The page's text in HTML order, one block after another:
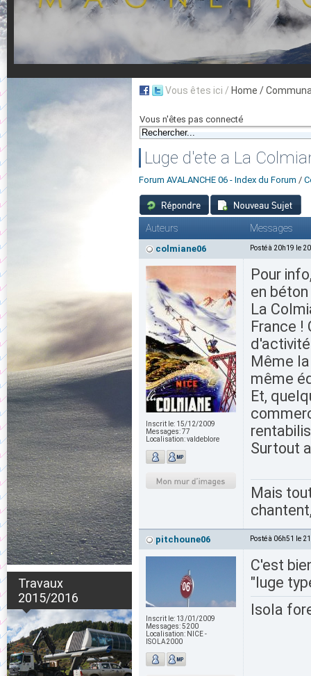
Travaux
2015/2016
Vous êtes ici / Home /
Vous n'êtes pas connecté
Luge d'ete a La
Forum AVALANCHE 06 - Index du Forum /
Auteurs Messages
colmiane06 Posté à 20h19 le
Inscrit le: 15/12/2009
Messages:77
Localisation:valdeblore
Pour
en
La
France !
Même
même
Et,
Surtout
Mais
pitchoune06 Posté à 06h51 le
Inscrit le: 13/01/2009
Messages:5200
Localisation: NICE -
ISOLA2000
C'est
"luge
Isola